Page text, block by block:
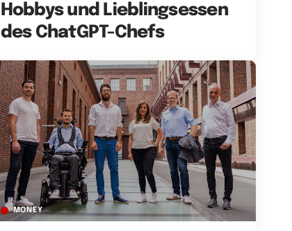
Hobbys und Lieblingsessen
des ChatGPT-Chefs
MONEY